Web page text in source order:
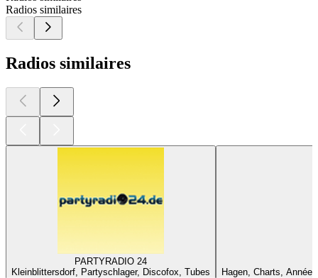
Radios similaires
Radios similaires
PARTYRADIO 24
Kleinblittersdorf, Partyschlager, Discofox, Tubes
Hagen, Charts,